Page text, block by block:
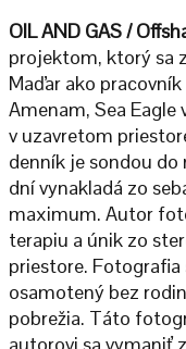
OIL AND GAS /
projektom, ktorý sa
Maďar ako
Amenam, Sea
v uzavretom
denník je sondou
dní vynakladá zo
maximum. Autor
terapiu a únik zo
priestore.
osamotený bez
pobrežia. Táto